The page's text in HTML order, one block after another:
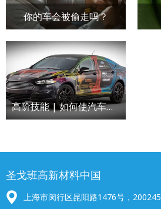
你的车会被偷走吗？
高阶技能 | 如何使汽车更省油？
圣戈班高新材料中国
上海市闵行区昆阳路1476号，200245